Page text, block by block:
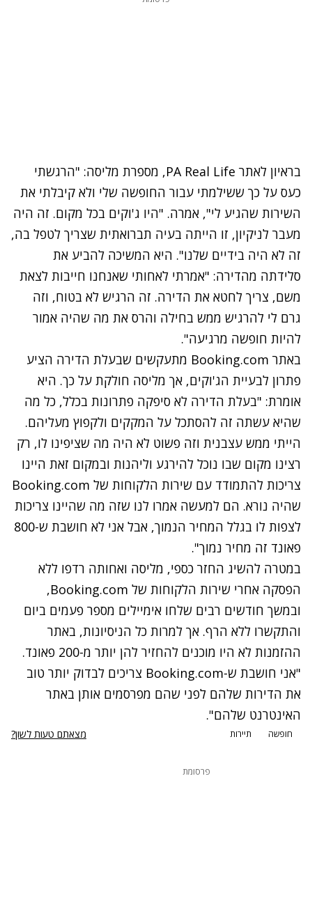
בראיון לאתר PA Real Life, מספרת מליסה: "הרגשתי
כעס על כך ששילמתי עבור החופשה שלי ולא קיבלתי את
השירות שהגיע לי", אמרה. "היו ג'וקים בכל מקום. זה היה
מעבר לניקיון, זו הייתה בעיה תברואתית שצריך לטפל בה,
זה לא היה בידיים שלנו". היא המשיכה להביע את
סלידתה מהדירה: "אמרתי לאחותי שאנחנו חייבות לצאת
משם, צריך לחטא את הדירה. זה הרגיש לא בטוח, וזה
גרם לי להרגיש ממש בחילה והרס את מה שהיה אמור
להיות חופשה מרגיעה".
באתר Booking.com מתעקשים שבעלת הדירה הציע
פתרון לבעיית הג'וקים, אך מליסה חולקת על כך. היא
אומרת: "בעלת הדירה לא סיפקה פתרונות בכלל, כל מה
שהיא עשתה זה להסתכל על המקקים ולקפוץ מעליהם.
הייתי ממש עצבנית וזה פשוט לא היה מה שציפינו לו, רק
רצינו מקום שבו נוכל להירגע וליהנות ובמקום זאת היינו
צריכות להתמודד עם שירות הלקוחות של Booking.com
שהיה נורא. הם למעשה אמרו לנו שזה מה שהיינו צריכות
לצפות לו בגלל המחיר הנמוך, אבל אני לא חושבת ש-800
פאונד זה מחיר נמוך".
במטרה להשיג החזר כספי, מליסה ואחותה רדפו ללא
הפסקה אחרי שירות הלקוחות של Booking.com,
ובמשך חודשים רבים שלחו אימיילים מספר פעמים ביום
והתקשרו ללא הרף. אך למרות כל הניסיונות, באתר
ההזמנות לא היו מוכנים להחזיר להן יותר מ-200 פאונד.
"אני חושבת ש-Booking.com צריכים לבדוק יותר טוב
את הדירות שלהם לפני שהם מפרסמים אותן באתר
האינטרנט שלהם".
חופשה תיירות מצאתם טעות לשון?
פרסומת